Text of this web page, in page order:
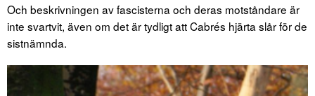
Och beskrivningen av fascisterna och deras motståndare är
inte svartvit, även om det är tydligt att Cabrés hjärta slår för de
sistnämnda.